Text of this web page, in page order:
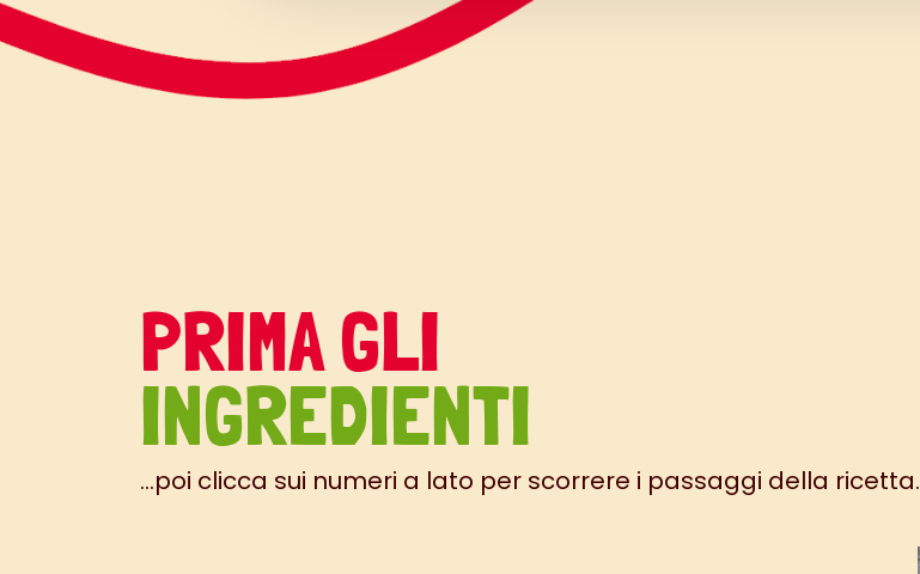
PRIMA GLI
INGREDIENTI
...poi clicca sui numeri a lato per scorrere i passaggi della ricetta.